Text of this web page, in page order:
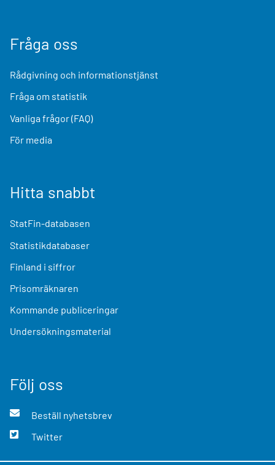
Fråga oss
Rådgivning och informationstjänst
Fråga om statistik
Vanliga frågor (FAQ)
För media
Hitta snabbt
StatFin-databasen
Statistikdatabaser
Finland i siffror
Prisomräknaren
Kommande publiceringar
Undersökningsmaterial
Följ oss
Beställ nyhetsbrev
Twitter